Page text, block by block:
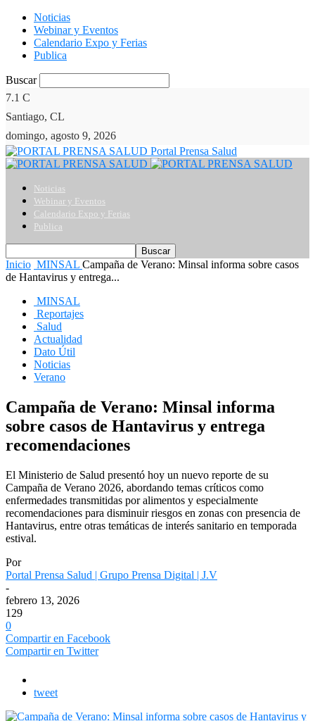
Noticias
Webinar y Eventos
Calendario Expo y Ferias
Publica
Buscar
7.1 C
Santiago, CL
domingo, agosto 9, 2026
Portal Prensa Salud
Noticias
Webinar y Eventos
Calendario Expo y Ferias
Publica
Inicio MINSAL Campaña de Verano: Minsal informa sobre casos
de Hantavirus y entrega...
MINSAL
Reportajes
Salud
Actualidad
Dato Útil
Noticias
Verano
Campaña de Verano: Minsal informa
sobre casos de Hantavirus y entrega
recomendaciones
El Ministerio de Salud presentó hoy un nuevo reporte de su
Campaña de Verano 2026, abordando temas críticos como
enfermedades transmitidas por alimentos y especialmente
recomendaciones para disminuir riesgos en zonas con presencia de
Hantavirus, entre otras temáticas de interés sanitario en temporada
estival.
Por
Portal Prensa Salud | Grupo Prensa Digital | J.V
-
febrero 13, 2026
129
0
Compartir en Facebook
Compartir en Twitter
tweet